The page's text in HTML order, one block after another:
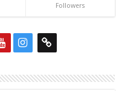
Followers